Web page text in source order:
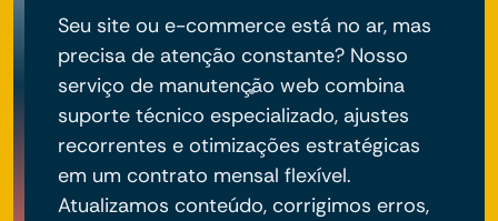
Seu site ou e-commerce está no ar, mas
precisa de atenção constante? Nosso
serviço de manutenção web combina
suporte técnico especializado, ajustes
recorrentes e otimizações estratégicas
em um contrato mensal flexível.
Atualizamos conteúdo, corrigimos erros,